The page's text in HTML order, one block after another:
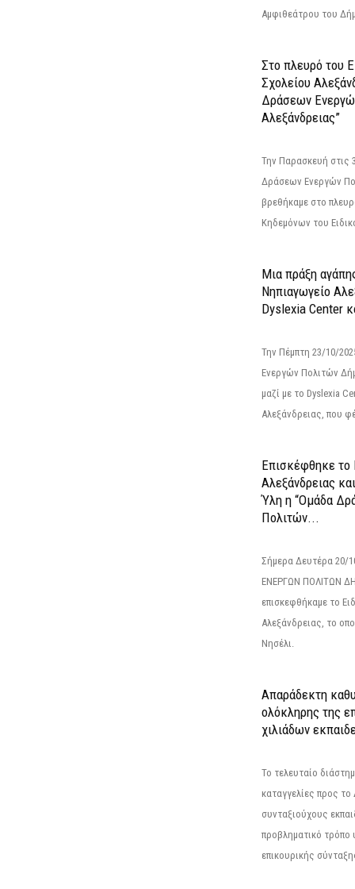
Αμφιθεάτρου του
Στο πλευρό του
Σχολείου
Δράσεων
Αλεξάνδρειας”
Την Παρασκευή
Δράσεων Ενεργών
βρεθήκαμε στο
Κηδεμόνων του
Μια πράξη
Νηπιαγωγείο
Dyslexia Center
Την Πέμπτη 23/10/
Ενεργών Πολιτών
μαζί με το Dyslexia
Αλεξάνδρειας, που
Επισκέφθηκε το
Αλεξάνδρειας
Ύλη η “Ομάδα
Πολιτών...
Σήμερα Δευτέρα
ΕΝΕΡΓΩΝ ΠΟΛΙΤΩΝ
επισκεφθήκαμε το
Αλεξάνδρειας, το
Νησέλι.
Απαράδεκτη
ολόκληρης της
χιλιάδων
Το τελευταίο
καταγγελίες προς
συνταξιούχους
προβληματικό τρόπο
επικουρικής